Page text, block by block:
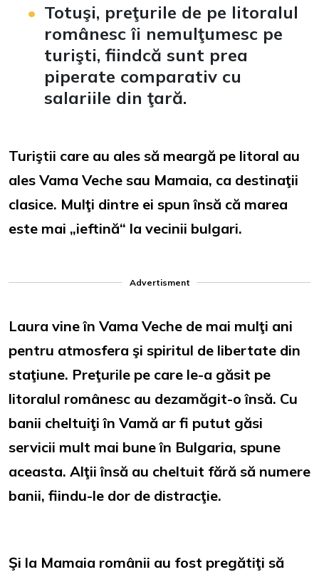
Totuşi, preţurile de pe litoralul
românesc îi nemulţumesc pe
turişti, fiindcă sunt prea
piperate comparativ cu
salariile din ţară.
Turiştii care au ales să meargă pe litoral au
ales Vama Veche sau Mamaia, ca destinaţii
clasice. Mulţi dintre ei spun însă că marea
este mai „ieftină“ la vecinii bulgari.
Advertisment
Laura vine în Vama Veche de mai mulţi ani
pentru atmosfera şi spiritul de libertate din
staţiune. Preţurile pe care le-a găsit pe
litoralul românesc au dezamăgit-o însă. Cu
banii cheltuiţi în Vamă ar fi putut găsi
servicii mult mai bune în Bulgaria, spune
aceasta. Alţii însă au cheltuit fără să numere
banii, fiindu-le dor de distracţie.
Şi la Mamaia românii au fost pregătiţi să